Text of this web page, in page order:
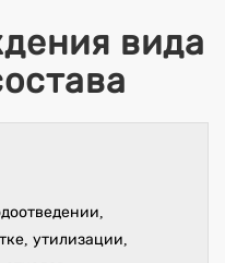
вида
утилизации,